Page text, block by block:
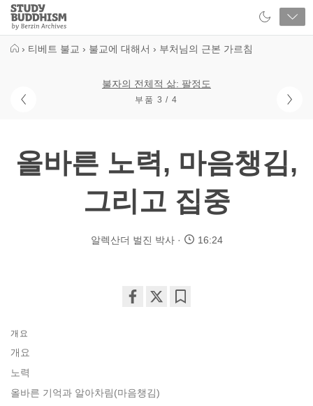
Close
Study
Buddhism
› 티베트 불교 › 불교에 대해서 › 부처님의 근본 가르침
불자의 전체적 삶: 팔정도
부품 3 / 4
올바른 노력, 마음챙김,
그리고 집중
알렉산더 벌진 박사 16:24
개요
개요
노력
올바른 기억과 알아차림(마음챙김)